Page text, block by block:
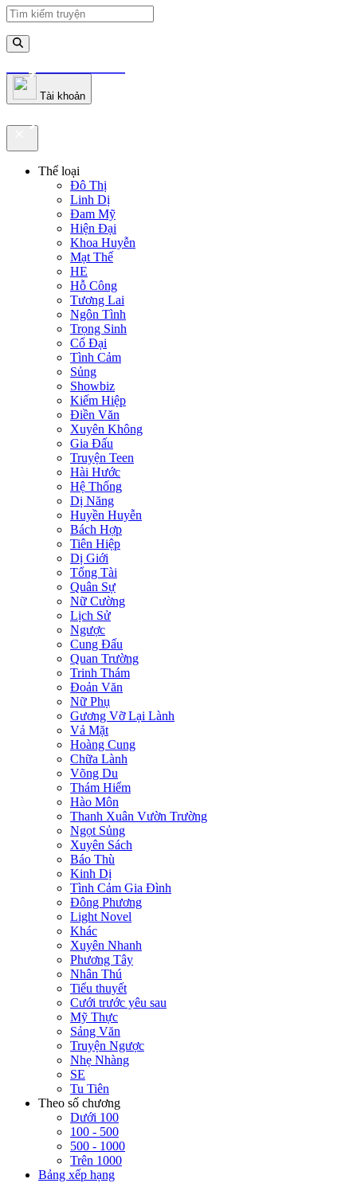
truyenfullz.com
Tài khoản
truyenfullz.com
Thể loại
Đô Thị
Linh Dị
Đam Mỹ
Hiện Đại
Khoa Huyễn
Mạt Thế
HE
Hỗ Công
Tương Lai
Ngôn Tình
Trọng Sinh
Cổ Đại
Tình Cảm
Sủng
Showbiz
Kiếm Hiệp
Điền Văn
Xuyên Không
Gia Đấu
Truyện Teen
Hài Hước
Hệ Thống
Dị Năng
Huyền Huyễn
Bách Hợp
Tiên Hiệp
Dị Giới
Tổng Tài
Quân Sự
Nữ Cường
Lịch Sử
Ngược
Cung Đấu
Quan Trường
Trinh Thám
Đoản Văn
Nữ Phụ
Gương Vỡ Lại Lành
Vả Mặt
Hoàng Cung
Chữa Lành
Võng Du
Thám Hiểm
Hào Môn
Thanh Xuân Vườn Trường
Ngọt Sủng
Xuyên Sách
Báo Thù
Kinh Dị
Tình Cảm Gia Đình
Đông Phương
Light Novel
Khác
Xuyên Nhanh
Phương Tây
Nhân Thú
Tiểu thuyết
Cưới trước yêu sau
Mỹ Thực
Sảng Văn
Truyện Ngược
Nhẹ Nhàng
SE
Tu Tiên
Theo số chương
Dưới 100
100 - 500
500 - 1000
Trên 1000
Bảng xếp hạng